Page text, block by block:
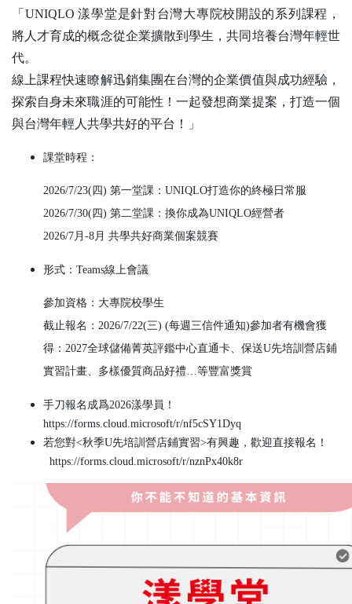
「UNIQLO 漾學堂是針對台灣大專院校開設的系列課程，
將人才育成的概念從企業擴散到學生，共同培養台灣年輕世
代。
線上課程快速瞭解迅銷集團在台灣的企業價值與成功經驗，
探索自身未來職涯的可能性！一起發想商業提案，打造一個
與台灣年輕人共學共好的平台！」
課堂時程：
2026/7/23(四) 第一堂課：UNIQLO打造你的終極日常服
2026/7/30(四) 第二堂課：換你成為UNIQLO經營者
2026/7月-8月 共學共好商業個案競賽
形式：Teams線上會議
參加資格：大專院校學生
截止報名：2026/7/22(三) (每週三信件通知)參加者有機會獲
得：2027全球儲備菁英評鑑中心直通卡、保送U先培訓營店鋪
實習計畫、多樣優質商品好禮…等豐富獎賞
手刀報名成爲2026漾學員！
https://forms.cloud.microsoft/r/nf5cSY1Dyq
若您對<秋季U先培訓營店鋪實習>有興趣，歡迎直接報名！
https://forms.cloud.microsoft/r/nznPx40k8r